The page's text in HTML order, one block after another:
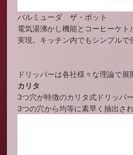
バルミューダ ザ・ポット
電気湯沸かし機能とコーヒーケト
実現。キッチン内でもシンプルで
ドリッパーは各社様々な理論で展
カリタ
3つ穴が特徴のカリタ式ドリッパー
3つの穴から均等に素早く抽出さ